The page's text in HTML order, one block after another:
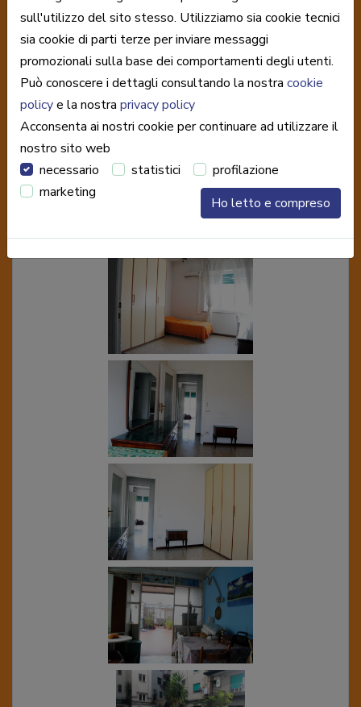
sull'utilizzo del sito stesso. Utilizziamo sia cookie tecnici
sia cookie di parti terze per inviare messaggi
promozionali sulla base dei comportamenti degli utenti.
Può conoscere i dettagli consultando la nostra cookie
policye la nostra privacy policy
Acconsenta ai nostri cookie per continuare ad utilizzare il
nostro sito web
necessario
statistici
profilazione
marketing
Ho letto e compreso